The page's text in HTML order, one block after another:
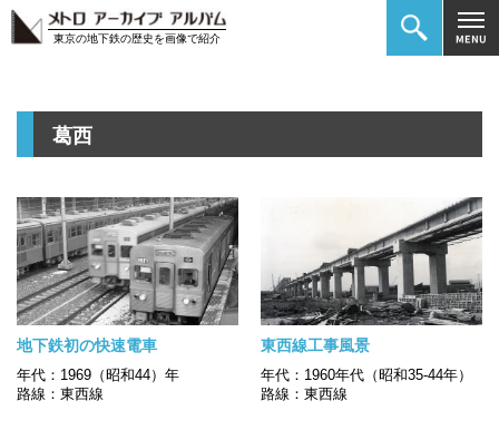
東京の地下鉄の歴史を画像で紹介
葛西
地下鉄初の快速電車
年代：1969（昭和44）年
路線：東西線
東西線工事風景
年代：1960年代（昭和35-44年）
路線：東西線